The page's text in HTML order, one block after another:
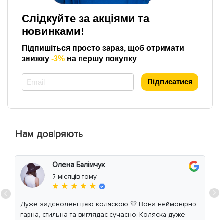
Слідкуйте за акціями та
новинками!
Підпишіться просто зараз, щоб отримати
знижку -3% на першу покупку
Підписатися
Нам довіряють
Олена Балімчук
7 місяців тому
★ ★ ★ ★ ★
Дуже задоволені цією коляскою 💛 Вона неймовірно
гарна, стильна та виглядає сучасно. Коляска дуже